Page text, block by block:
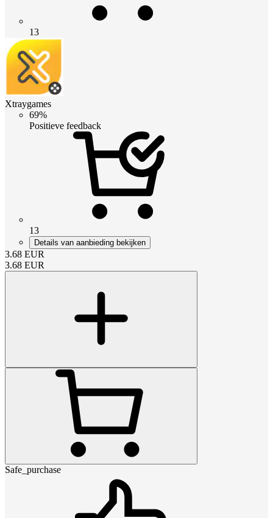
13
Xtraygames
69%
Positieve feedback
13
Details van aanbieding bekijken
3.68 EUR
3.68 EUR
Safe_purchase